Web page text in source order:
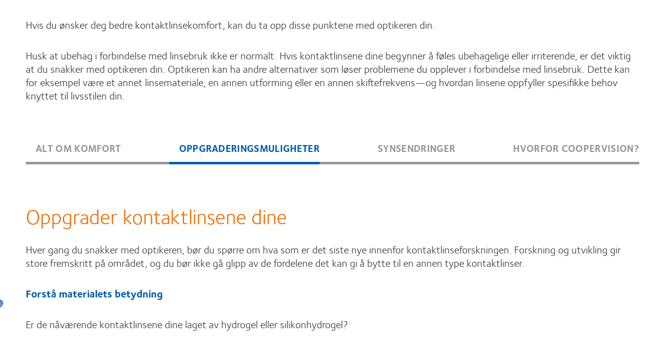
Hvis du ønsker deg bedre kontaktlinsekomfort, kan du ta opp disse punktene med optikeren din.
Husk at ubehag i forbindelse med linsebruk ikke er normalt. Hvis kontaktlinsene dine begynner å føles ubehagelige eller irriterende, er det viktig
at du snakker med optikeren din. Optikeren kan ha andre alternativer som løser problemene du opplever i forbindelse med linsebruk. Dette kan
for eksempel være et annet linsemateriale, en annen utforming eller en annen skiftefrekvens—og hvordan linsene oppfyller spesifikke behov
knyttet til livsstilen din.
ALT OM KOMFORT OPPGRADERINGSMULIGHETER SYNSENDRINGER HVORFOR COOPERVISION?
Oppgrader kontaktlinsene dine
Hver gang du snakker med optikeren, bør du spørre om hva som er det siste nye innenfor kontaktlinseforskningen. Forskning og utvikling gir
store fremskritt på området, og du bør ikke gå glipp av de fordelene det kan gi å bytte til en annen type kontaktlinser.
Forstå materialets betydning
Er de nåværende kontaktlinsene dine laget av hydrogel eller silikonhydrogel?